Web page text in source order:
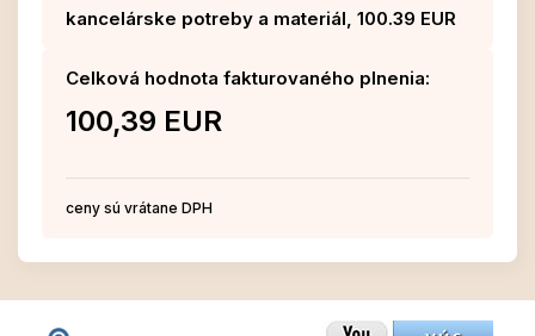
kancelárske potreby a materiál, 100.39 EUR
Celková hodnota fakturovaného plnenia:
100,39 EUR
ceny sú vrátane DPH